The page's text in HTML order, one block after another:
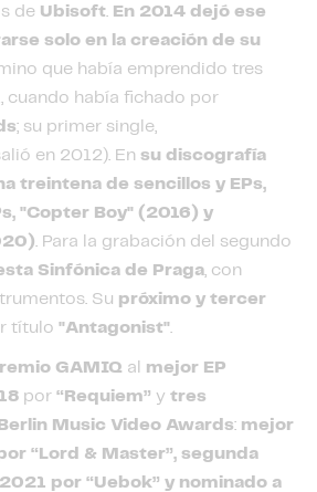
de Ubisoft. En 2014 dejó ese
solo en la creación de su
que había emprendido tres
cuando había fichado por
; su primer single,
en 2012). En su discografía
treintena de sencillos y EPs,
"Copter Boy" (2016) y
. Para la grabación del segundo
Sinfónica de Praga, con
Su próximo y tercer
título "Antagonist".
GAMIQ al mejor EP
por “Requiem” y tres
Berlin Music Video Awards: mejor
“Lord & Master”, segunda
por “Uebok” y nominado a